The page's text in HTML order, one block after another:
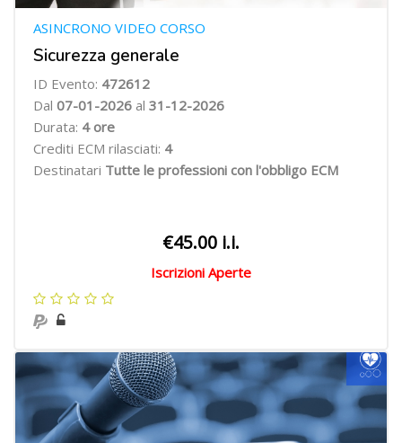
Sicurezza generale
ASINCRONO VIDEO CORSO
ID Evento: 472612
Dal 07-01-2026 al 31-12-2026
Durata: 4ore
Crediti ECM rilasciati: 4
Destinatari Tutte le professioni con l'obbligo ECM
€45.00 i.i.
Iscrizioni Aperte